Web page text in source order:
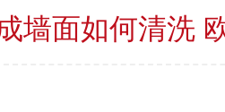
面如何清洗 欧陆集